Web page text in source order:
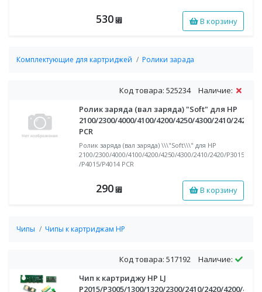
530 ⃏ В корзину
Комплектующие для картриджей Ролики зарада
Код товара: 525234
Наличие:
Ролик заряда (вал заряда) "Soft" для HP
2100/2300/4000/4100/4200/4250/4300/2410/2420/
PCR
Ролик заряда (вал заряда) \\\"Soft\\\" для HP
2100/2300/4000/4100/4200/4250/4300/2410/2420/P3015
/P4015/P4014 PCR
290 ⃏ В корзину
Чипы Чипы к картриджам HP
Код товара: 517192
Наличие:
Чип к картриджу HP LJ
P2015/P3005/1300/1320/2300/2410/2420/4200/